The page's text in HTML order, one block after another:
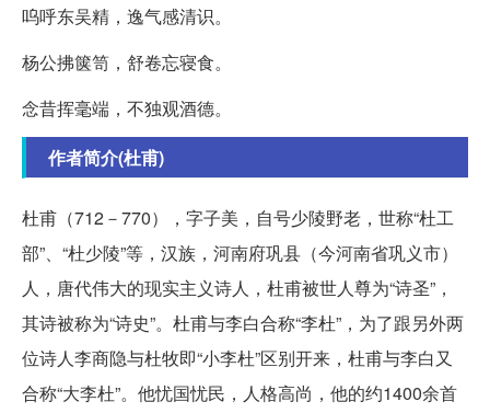
呜呼东吴精，逸气感清识。
杨公拂箧笥，舒卷忘寝食。
念昔挥毫端，不独观酒德。
作者简介(杜甫)
杜甫（712－770），字子美，自号少陵野老，世称“杜工
部”、“杜少陵”等，汉族，河南府巩县（今河南省巩义市）
人，唐代伟大的现实主义诗人，杜甫被世人尊为“诗圣”，
其诗被称为“诗史”。杜甫与李白合称“李杜”，为了跟另外两
位诗人李商隐与杜牧即“小李杜”区别开来，杜甫与李白又
合称“大李杜”。他忧国忧民，人格高尚，他的约1400余首